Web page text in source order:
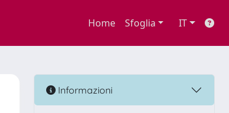
Home Sfoglia IT
Informazioni